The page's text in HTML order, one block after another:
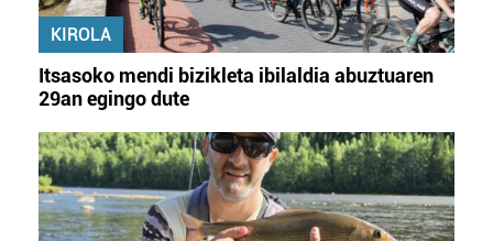
KIROLA
Itsasoko mendi bizikleta ibilaldia abuztuaren
29an egingo dute